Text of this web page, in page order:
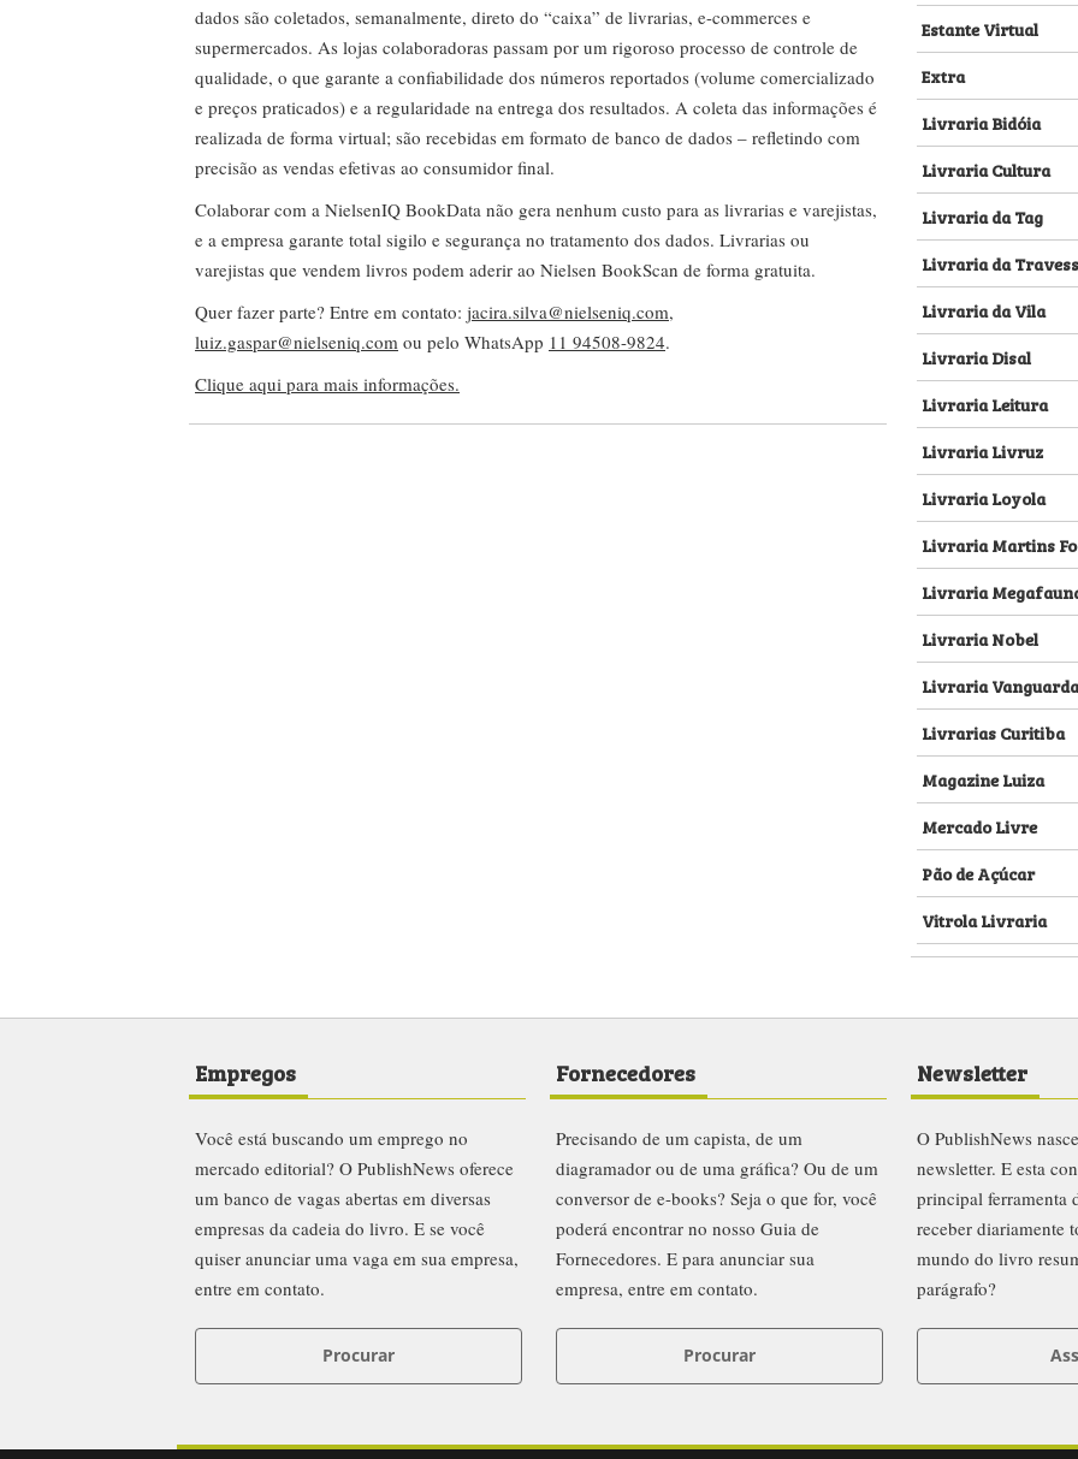
dados são coletados, semanalmente, direto do “caixa” de livrarias, e-commerces e
supermercados. As lojas colaboradoras passam por um rigoroso processo de controle de
qualidade, o que garante a confiabilidade dos números reportados (volume comercializado
e preços praticados) e a regularidade na entrega dos resultados. A coleta das informações é
realizada de forma virtual; são recebidas em formato de banco de dados – refletindo com
precisão as vendas efetivas ao consumidor final.
Colaborar com a NielsenIQ BookData não gera nenhum custo para as livrarias e varejistas,
e a empresa garante total sigilo e segurança no tratamento dos dados. Livrarias ou
varejistas que vendem livros podem aderir ao Nielsen BookScan de forma gratuita.
Quer fazer parte? Entre em contato: jacira.silva@nielseniq.com,
luiz.gaspar@nielseniq.com ou pelo WhatsApp 11 94508-9824.
Clique aqui para mais informações.
Estante Virtual
Extra
Livraria Bidóia
Livraria Cultura
Livraria da Tag
Livraria da
Livraria da Vila
Livraria Disal
Livraria Leitura
Livraria Livruz
Livraria Loyola
Livraria Martins
Livraria
Livraria Nobel
Livraria Vanguarda
Livrarias Curitiba
Magazine Luiza
Mercado Livre
Pão de Açúcar
Vitrola Livraria
Empregos
Você está buscando um emprego no
mercado editorial? O PublishNews oferece
um banco de vagas abertas em diversas
empresas da cadeia do livro. E se você
quiser anunciar uma vaga em sua empresa,
entre em contato.
Procurar
Fornecedores
Precisando de um capista, de um
diagramador ou de uma gráfica? Ou de um
conversor de e-books? Seja o que for, você
poderá encontrar no nosso Guia de
Fornecedores. E para anunciar sua
empresa, entre em contato.
Procurar
Newsletter
O PublishNews
newsletter. E esta
principal ferramenta
receber diariamente
mundo do livro
parágrafo?